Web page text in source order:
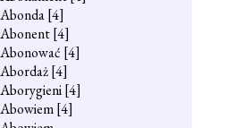
Abonda[4]
Abonent[4]
Abonować [4]
Abordaż[4]
Aborygieni[4]
Abowiem[4]